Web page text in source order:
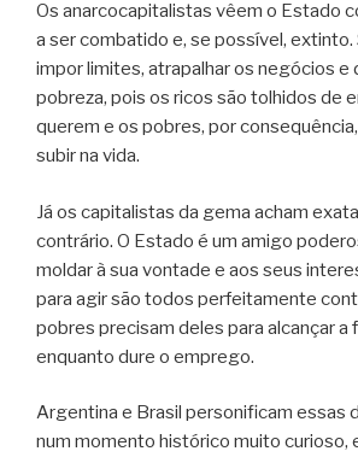
Os anarcocapitalistas vêem o Estado
a ser combatido e, se possível, extinto.
impor limites, atrapalhar os negócios e
pobreza, pois os ricos são tolhidos de
querem e os pobres, por
subir na vida.
Já os capitalistas da gema acham
contrário. O Estado é um amigo
moldar à sua vontade e aos seus
para agir são todos perfeitamente
pobres precisam deles para alcançar a
enquanto dure o emprego.
Argentina e Brasil personificam essas
num momento histórico muito curioso,